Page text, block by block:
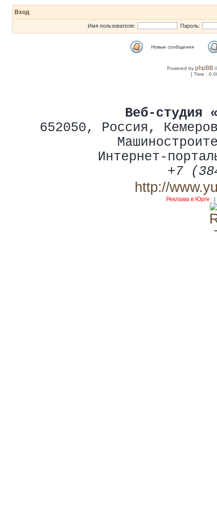
Вход
Имя пользователя: Пароль:
Новые сообщения
Powered byphpBB
[ Time :
Веб-студия
652050, Россия ,
Интернет-
+7
http://
Реклама в Юрге